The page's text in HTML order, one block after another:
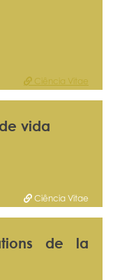
Ciência Vitae
vida
Ciência Vitae
de la